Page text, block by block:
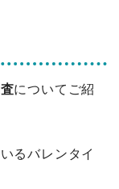
についてご紹
るバレンタイ